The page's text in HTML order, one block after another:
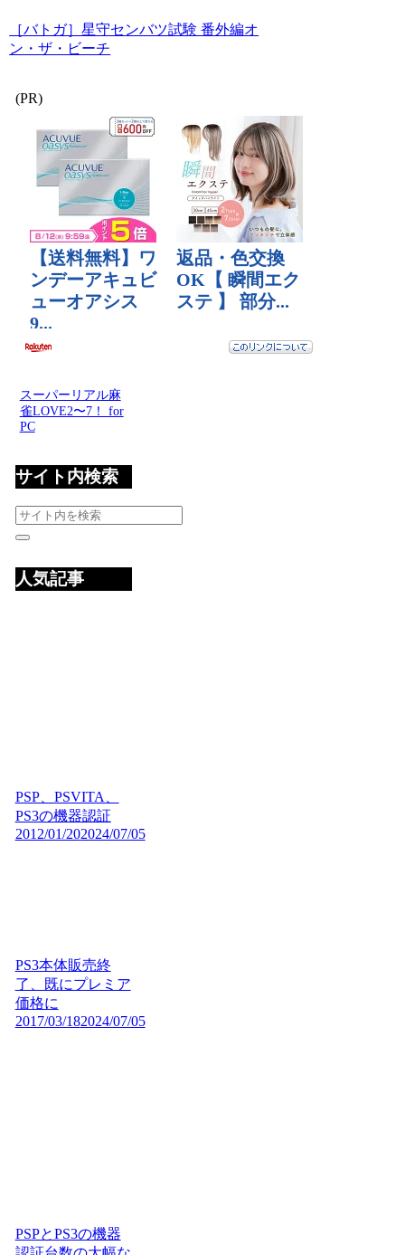
［バトガ］星守センバツ試験 番外編オ
ン・ザ・ビーチ
(PR)
スーパーリアル麻
雀LOVE2〜7！ for
PC
サイト内検索
人気記事
PSP、PSVITA、
PS3の機器認証
2012/01/202024/07/05
PS3本体販売終
了、既にプレミア
価格に
2017/03/182024/07/05
PSPとPS3の機器